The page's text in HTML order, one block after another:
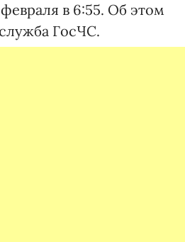
в 6:55. Об этом
ГосЧС.